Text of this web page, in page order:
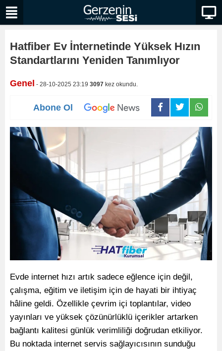
Hatfiber Ev İnternetinde Yüksek Hızın
Standartlarını Yeniden Tanımlıyor
Genel - 28-10-2025 23:19 3097 kez okundu.
Abone Ol
Evde internet hızı artık sadece eğlence için değil,
çalışma, eğitim ve iletişim için de hayati bir ihtiyaç
hâline geldi. Özellikle çevrim içi toplantılar, video
yayınları ve yüksek çözünürlüklü içerikler artarken
bağlantı kalitesi günlük verimliliği doğrudan etkiliyor.
Bu noktada internet servis sağlayıcısının sunduğu